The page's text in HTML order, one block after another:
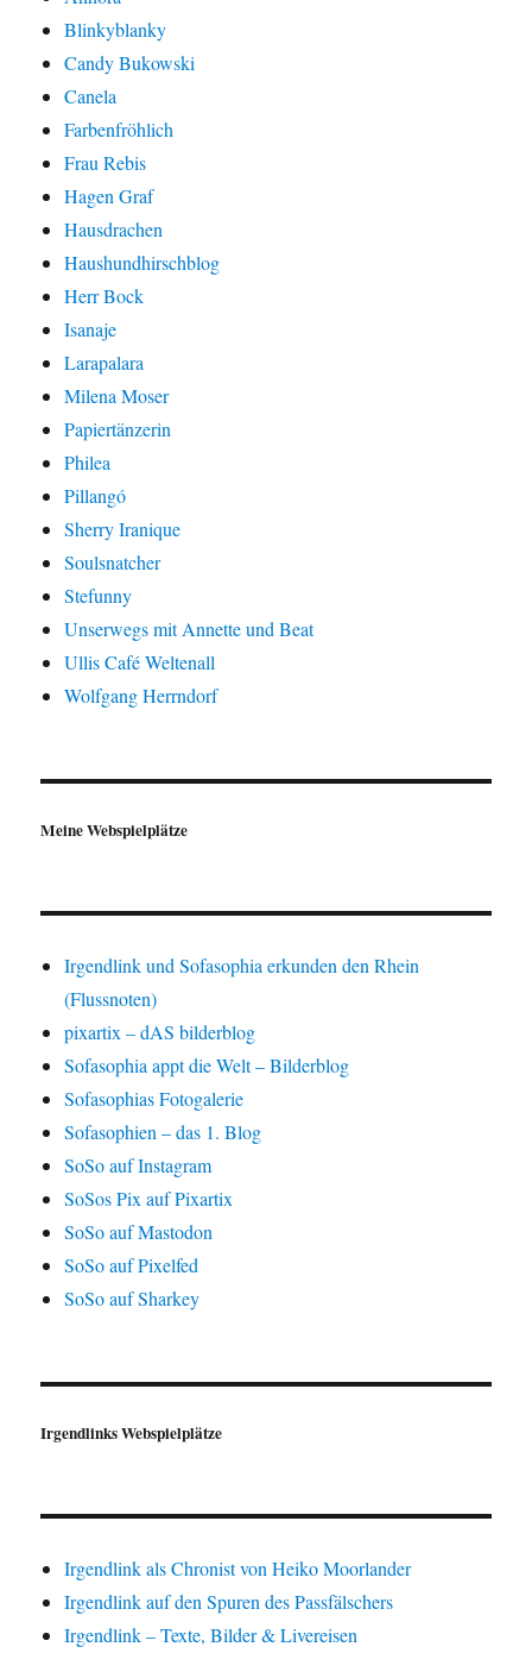
Blinkyblanky
Candy Bukowski
Canela
Farbenfröhlich
Frau Rebis
Hagen Graf
Hausdrachen
Haushundhirschblog
Herr Bock
Isanaje
Larapalara
Milena Moser
Papiertänzerin
Philea
Pillangó
Sherry Iranique
Soulsnatcher
Stefunny
Unserwegs mit Annette und Beat
Ullis Café Weltenall
Wolfgang Herrndorf
Meine Webspielplätze
Irgendlink und Sofasophia erkunden den Rhein
(Flussnoten)
pixartix – dAS bilderblog
Sofasophia appt die Welt – Bilderblog
Sofasophias Fotogalerie
Sofasophien – das 1. Blog
SoSo auf Instagram
SoSos Pix auf Pixartix
SoSo auf Mastodon
SoSo auf Pixelfed
SoSo auf Sharkey
Irgendlinks Webspielplätze
Irgendlink als Chronist von Heiko Moorlander
Irgendlink auf den Spuren des Passfälschers
Irgendlink – Texte, Bilder & Livereisen